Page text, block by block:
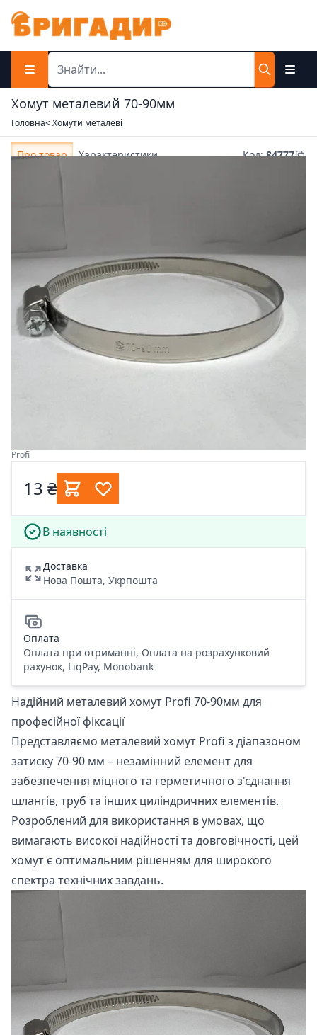
Хомут металевий 70-90мм
Головна< Хомути металеві
Про товар Характеристики Код:84777
Profi
13 ₴
В наявності
Доставка
Нова Пошта, Укрпошта
Оплата
Оплата при отриманні, Оплата на розрахунковий
рахунок, LiqPay, Monobank
Надійний металевий хомут Profi 70-90мм для
професійної фіксації
Представляємо металевий хомут Profi з діапазоном
затиску 70-90 мм – незамінний елемент для
забезпечення міцного та герметичного з'єднання
шлангів, труб та інших циліндричних елементів.
Розроблений для використання в умовах, що
вимагають високої надійності та довговічності, цей
хомут є оптимальним рішенням для широкого
спектра технічних завдань.